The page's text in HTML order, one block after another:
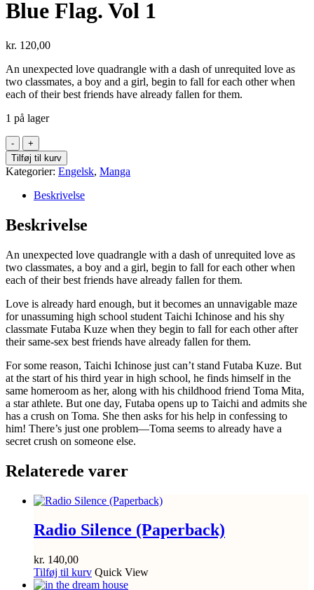
Blue Flag. Vol 1
kr. 120,00
An unexpected love quadrangle with a dash of unrequited love as
two classmates, a boy and a girl, begin to fall for each other when
each of their best friends have already fallen for them.
1 på lager
Blue
Flag.
Vol
1
antal
Tilføj til kurv
Kategorier: Engelsk, Manga
Beskrivelse
Beskrivelse
An unexpected love quadrangle with a dash of unrequited love as
two classmates, a boy and a girl, begin to fall for each other when
each of their best friends have already fallen for them.
Love is already hard enough, but it becomes an unnavigable maze
for unassuming high school student Taichi Ichinose and his shy
classmate Futaba Kuze when they begin to fall for each other after
their same-sex best friends have already fallen for them.
For some reason, Taichi Ichinose just can’t stand Futaba Kuze. But
at the start of his third year in high school, he finds himself in the
same homeroom as her, along with his childhood friend Toma Mita,
a star athlete. But one day, Futaba opens up to Taichi and admits she
has a crush on Toma. She then asks for his help in confessing to
him! There’s just one problem—Toma seems to already have a
secret crush on someone else.
Relaterede varer
Radio Silence (Paperback)
kr. 140,00
Tilføj til kurv Quick View